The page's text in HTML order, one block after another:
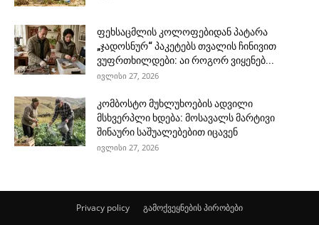
ფეხსაცმლის კოლოფებიდან პატარა
„ჯადოსნურ“ პაკეტებს თვალის ჩინივით
ვუფრთხილდები: აი როგორ ვიყენებ...
ივლისი 27, 2026
კომბოსტო მუხლუხოების ადვილი
მსხვერპლი ხდება: მოსავალს მარტივი
შინაური საშუალებებით იცავენ
ივლისი 27, 2026
Privacy policy გამოქვეყნების პირობები